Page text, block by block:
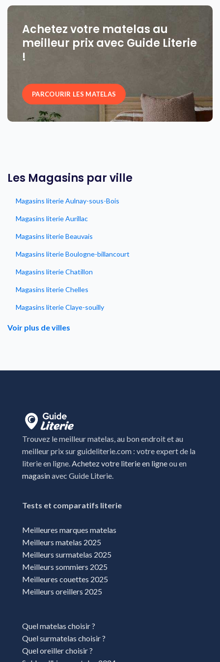
Achetez votre matelas au
meilleur prix avec Guide Literie
!
PARCOURIR LES MATELAS
Les Magasins par ville
Magasins literie Aulnay-sous-Bois
Magasins literie Aurillac
Magasins literie Beauvais
Magasins literie Boulogne-billancourt
Magasins literie Chatillon
Magasins literie Chelles
Magasins literie Claye-souilly
Magasins literie Coignieres
Magasins literie Le chesnay
Magasins literie Les Clayes-sous-Bois
Magasins literie Malakoff
Magasins literie Orgeval
Magasins literie Puget-Sur-Argens
Magasins literie Sainte-Geneviève-des-Bois
Magasins literie Vélizy-Villacoublay
Voir plus de villes
Trouvez le meilleur matelas, au bon endroit et au
meilleur prix sur guideliterie.com : votre expert de la
literie en ligne. Achetez votre literie en ligneou en
magasinavec Guide Literie.
Tests et comparatifs literie
Meilleures marques matelas
Meilleurs matelas 2025
Meilleurs surmatelas 2025
Meilleurs sommiers 2025
Meilleures couettes 2025
Meilleurs oreillers 2025
Quel matelas choisir ?
Quel surmatelas choisir ?
Quel oreiller choisir ?